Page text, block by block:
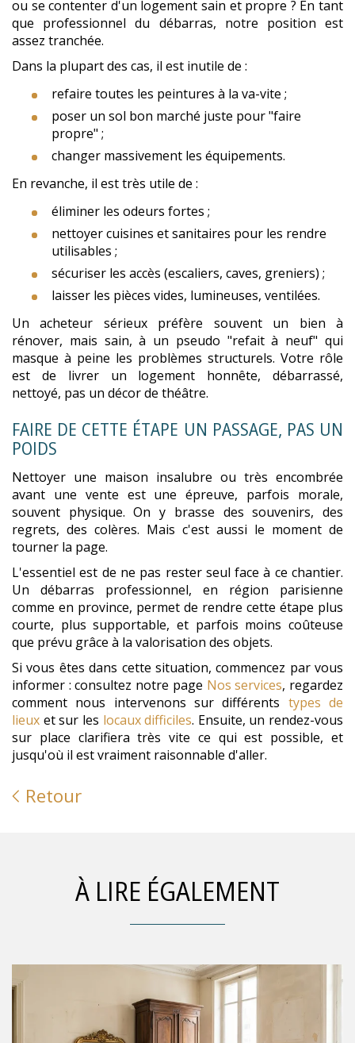
ou se contenter d'un logement sain et propre ? En tant
que professionnel du débarras, notre position est
assez tranchée.
Dans la plupart des cas, il est inutile de :
refaire toutes les peintures à la va-vite ;
poser un sol bon marché juste pour "faire
propre" ;
changer massivement les équipements.
En revanche, il est très utile de :
éliminer les odeurs fortes ;
nettoyer cuisines et sanitaires pour les rendre
utilisables ;
sécuriser les accès (escaliers, caves, greniers) ;
laisser les pièces vides, lumineuses, ventilées.
Un acheteur sérieux préfère souvent un bien à
rénover, mais sain, à un pseudo "refait à neuf" qui
masque à peine les problèmes structurels. Votre rôle
est de livrer un logement honnête, débarrassé,
nettoyé, pas un décor de théâtre.
FAIRE DE CETTE ÉTAPE UN PASSAGE, PAS UN
POIDS
Nettoyer une maison insalubre ou très encombrée
avant une vente est une épreuve, parfois morale,
souvent physique. On y brasse des souvenirs, des
regrets, des colères. Mais c'est aussi le moment de
tourner la page.
L'essentiel est de ne pas rester seul face à ce chantier.
Un débarras professionnel, en région parisienne
comme en province, permet de rendre cette étape plus
courte, plus supportable, et parfois moins coûteuse
que prévu grâce à la valorisation des objets.
Si vous êtes dans cette situation, commencez par vous
informer : consultez notre page Nos services, regardez
comment nous intervenons sur différents types de
lieux et sur les locaux difficiles. Ensuite, un rendez-vous
sur place clarifiera très vite ce qui est possible, et
jusqu'où il est vraiment raisonnable d'aller.
Retour
À LIRE ÉGALEMENT